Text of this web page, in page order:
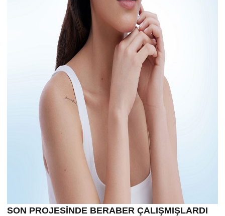
SON PROJESİNDE BERABER ÇALIŞMIŞLARDI